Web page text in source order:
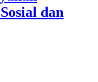
dan